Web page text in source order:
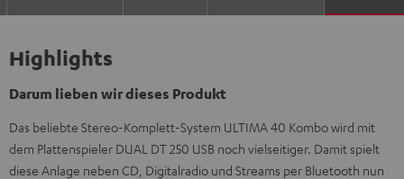
Highlights
Darum lieben wir dieses Produkt
Das beliebte Stereo-Komplett-System ULTIMA 40 Kombo wird mit
dem Plattenspieler DUAL DT 250 USB noch vielseitiger. Damit spielt
diese Anlage neben CD, Digitalradio und Streams per Bluetooth nun